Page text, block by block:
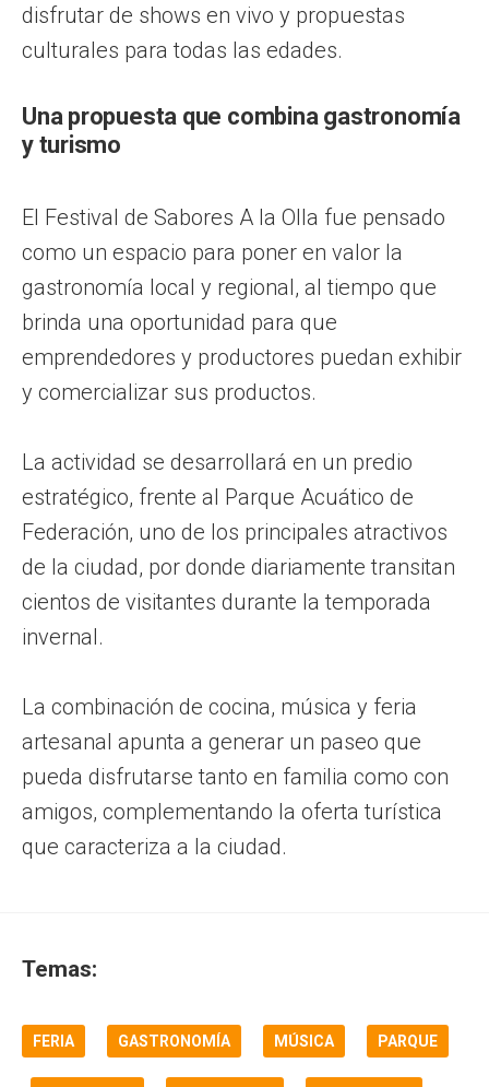
disfrutar de shows en vivo y propuestas
culturales para todas las edades.
Una propuesta que combina gastronomía
y turismo
El Festival de Sabores A la Olla fue pensado
como un espacio para poner en valor la
gastronomía local y regional, al tiempo que
brinda una oportunidad para que
emprendedores y productores puedan exhibir
y comercializar sus productos.
La actividad se desarrollará en un predio
estratégico, frente al Parque Acuático de
Federación, uno de los principales atractivos
de la ciudad, por donde diariamente transitan
cientos de visitantes durante la temporada
invernal.
La combinación de cocina, música y feria
artesanal apunta a generar un paseo que
pueda disfrutarse tanto en familia como con
amigos, complementando la oferta turística
que caracteriza a la ciudad.
Temas:
FERIA GASTRONOMÍA MÚSICA PARQUE